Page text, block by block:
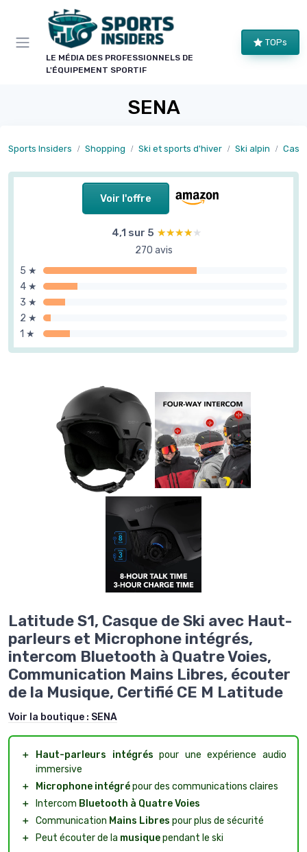
LE MÉDIA DES PROFESSIONNELS DE
L'ÉQUIPEMENT SPORTIF
TOPs
SENA
Sports Insiders Shopping Ski et sports d'hiver Ski alpin
Voir l'offre
4,1 sur 5 ★★★★★
★★★★★
270 avis
5 ★
4 ★
3 ★
2 ★
1 ★
Latitude S1, Casque de Ski avec Haut-
parleurs et Microphone intégrés,
intercom Bluetooth à Quatre Voies,
Communication Mains Libres, écouter
de la Musique, Certifié CE M Latitude
Voir la boutique : SENA
＋ Haut-parleurs intégrés pour une expérience audio
immersive
＋
Microphone intégrépour des communications claires
＋
Intercom Bluetooth à Quatre Voies
＋ Communication Mains Libres pour plus de sécurité
＋
Peut écouter de la musiquependant le ski
Panneau de gestion des cookies